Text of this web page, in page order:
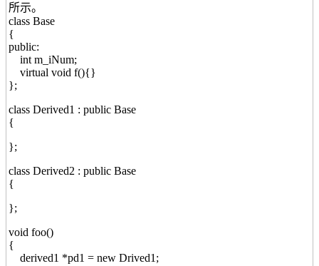
所示。
class Base
{
public:
int m_iNum;
virtual void f(){}
};
class Derived1 : public Base
{
};
class Derived2 : public Base
{
};
void foo()
{
derived1 *pd1 = new Drived1;